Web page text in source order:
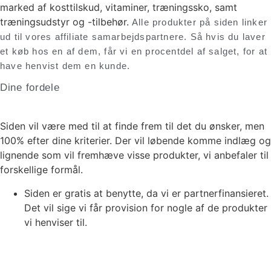
marked af kosttilskud, vitaminer, træningssko, samt
træningsudstyr og -tilbehør. Alle produkter på siden linker
ud til vores affiliate samarbejdspartnere. Så hvis du laver
et køb hos en af dem, får vi en procentdel af salget, for at
have henvist dem en kunde.
Dine fordele
Siden vil være med til at finde frem til det du ønsker, men
100% efter dine kriterier. Der vil løbende komme indlæg og
lignende som vil fremhæve visse produkter, vi anbefaler til
forskellige formål.
Siden er gratis at benytte, da vi er partnerfinansieret.
Det vil sige vi får provision for nogle af de produkter
vi henviser til.